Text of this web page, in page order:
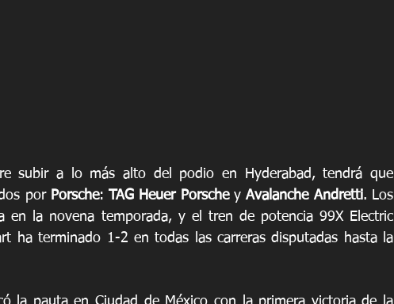
subir a lo más alto del podio en Hyderabad, tendrá que
por Porsche: TAG Heuer Porsche y Avalanche Andretti. Los
en la novena temporada, y el tren de potencia 99X Electric
ha terminado 1-2 en todas las carreras disputadas hasta la